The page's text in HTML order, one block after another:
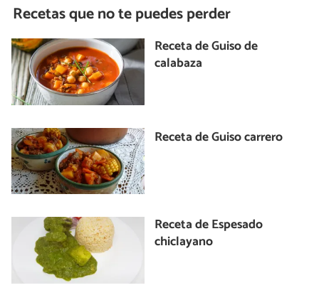
Recetas que no te puedes perder
Receta de Guiso de
calabaza
Receta de Guiso carrero
Receta de Espesado
chiclayano